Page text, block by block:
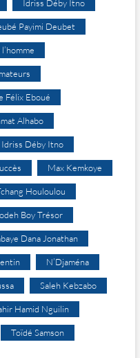
Idriss Déby Itno
Payimi Deubet
Félix Eboué
Alhabo
Idriss Déby Itno
Max Kemkoye
Houloulou
Boy Trésor
Dana Jonathan
N’Djaména
Saleh Kebzabo
Hamid Nguilin
Toïdé Samson